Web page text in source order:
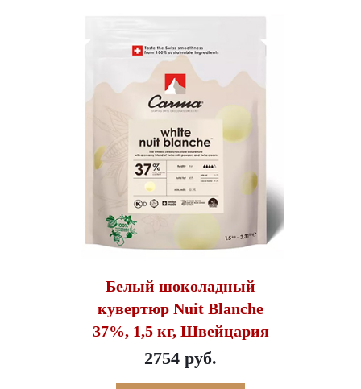
Белый шоколадный
кувертюр Nuit Blanche
37%, 1,5 кг, Швейцария
2754 руб.